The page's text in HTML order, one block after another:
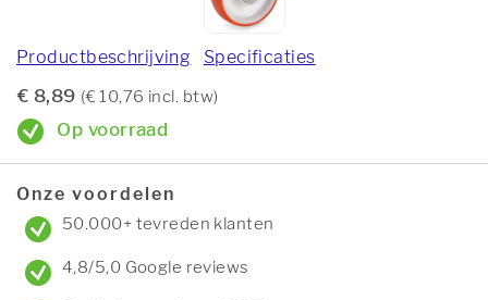
Productbeschrijving Specificaties
€ 8,89 (€ 10,76 incl. btw)
Op voorraad
Onze voordelen
50.000+ tevreden klanten
4,8/5,0 Google reviews